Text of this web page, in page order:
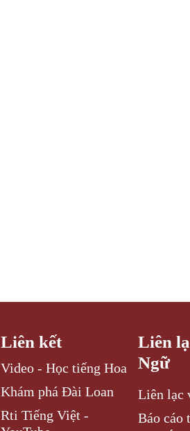
Liên kết
Video - Học tiếng Hoa
Khám phá Đài Loan
Rti Tiếng Việt -
Liên
Ngữ
Liên lạc
Báo cáo